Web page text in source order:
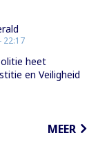
22:17
heet
en Veiligheid
MEER